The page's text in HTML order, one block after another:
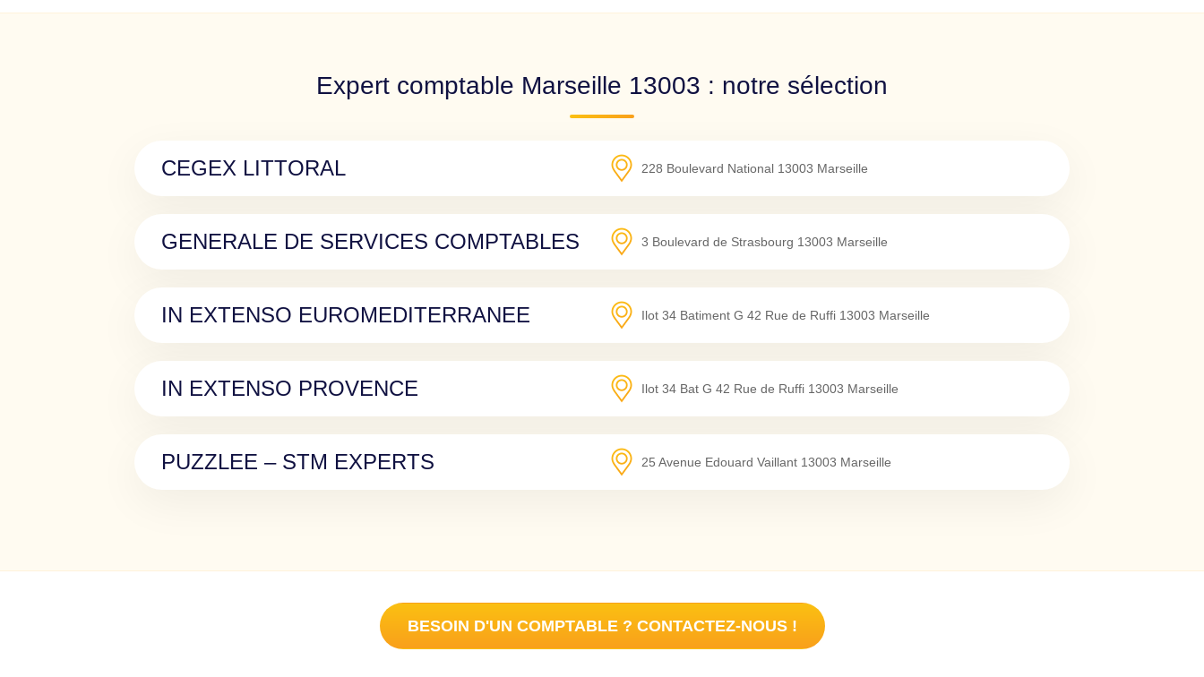
Expert comptable Marseille 13003 : notre sélection
CEGEX LITTORAL 228 Boulevard National 13003 Marseille
GENERALE DE SERVICES COMPTABLES 3 Boulevard de Strasbourg 13003 Marseille
IN EXTENSO EUROMEDITERRANEE Ilot 34 Batiment G 42 Rue de Ruffi 13003 Marseille
IN EXTENSO PROVENCE Ilot 34 Bat G 42 Rue de Ruffi 13003 Marseille
PUZZLEE – STM EXPERTS 25 Avenue Edouard Vaillant 13003 Marseille
BESOIN D'UN COMPTABLE ? CONTACTEZ-NOUS !